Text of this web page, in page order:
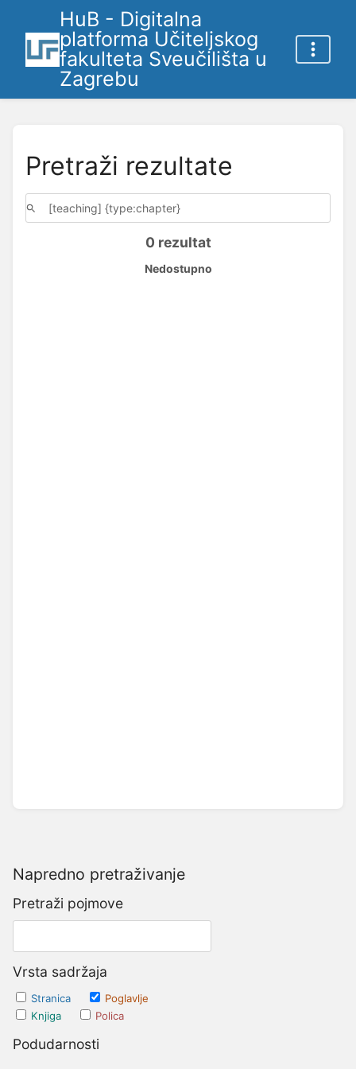
HuB - Digitalna
platforma Učiteljskog
fakulteta Sveučilišta u
Zagrebu
Napredno pretraživanje
Pretraži pojmove
Vrsta sadržaja
Stranica
Poglavlje
Knjiga
Polica
Podudarnosti
Pretraži rezultate
0 rezultat
Nedostupno